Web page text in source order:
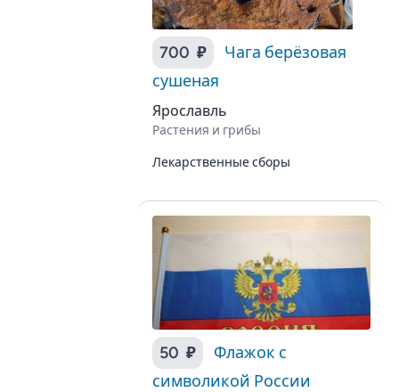
700 ₽
Чага берёзовая
сушеная
Ярославль
Растения и грибы
Лекарственные сборы
50 ₽
Флажок с
символикой России